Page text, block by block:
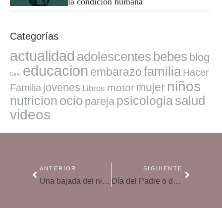
Categorías
actualidad adolescentes bebes blog
Cine educacion embarazofamilia Hacer
Familia jovenes Libros motor mujer niños
nutricion ocio pareja psicologia salud
videos
ANTERIOR
Una bajada del nivel de glucosa, uno de los signos más tempranos de Alzhéimer
SIGUIENTE
Día del Padre o de la Madre, ¿en cuál se gasta más?